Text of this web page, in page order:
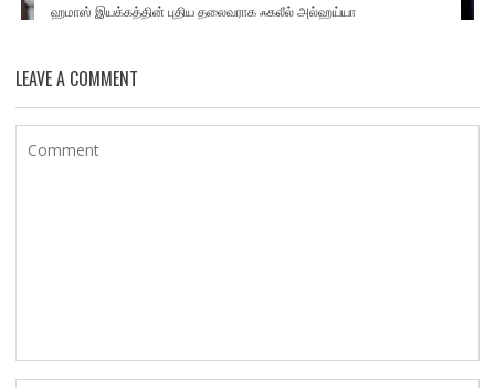
ஹமாஸ் இயக்கத்தின் புதிய தலைவராக ஃகலீல் அல்ஹய்யா
LEAVE A COMMENT